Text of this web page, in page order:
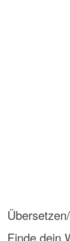
Finde dein